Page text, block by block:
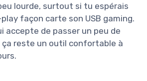
lourde, surtout si tu espérais
façon carte son USB gaming.
accepte de passer un peu de
reste un outil confortable à